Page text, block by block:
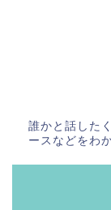
誰かと話した
ースなどをわ